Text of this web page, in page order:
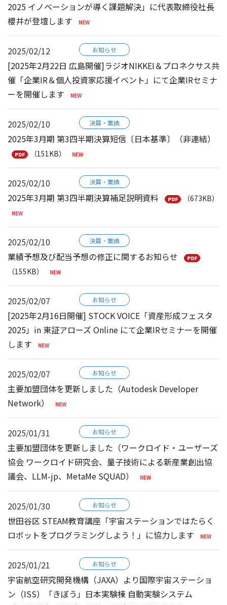
2025 イノベーションが導く課題解決」に代表取締役社長
櫻井が登壇します
2025/02/12 お知らせ
[2025年2月22日 広島開催]ラジオNIKKEI＆プロネクサス共
催「企業IR＆個人投資家応援イベント」にて企業IRセミナ
ーを開催します
2025/02/10 決算・業績
2025年3月期 第3四半期決算短信〔日本基準〕（非連結）
（151KB）
2025/02/10 決算・業績
2025年3月期 第3四半期決算補足説明資料 （673KB）
2025/02/10 決算・業績
業績予想及び配当予想の修正に関するお知らせ
（155KB）
2025/02/07 お知らせ
[2025年2月16日開催] STOCK VOICE「資産形成フェスタ
2025」in 東証アローズ Online にて企業IRセミナーを開催
します
2025/02/07 お知らせ
主要加盟団体を更新しました（Autodesk Developer
Network）
2025/01/31 お知らせ
主要加盟団体を更新しました（ワークロイド・ユーザーズ
協会 ワークロイド研究会、量子技術による新産業創出協
議会、LLM-jp、MetaMe SQUAD）
2025/01/30 お知らせ
世田谷区 STEAM教育講座「宇宙ステーションではたらく
ロボットをプログラミングしよう！」に協力します
2025/01/21 お知らせ
宇宙航空研究開発機構（JAXA）より国際宇宙ステーショ
ン（ISS）「きぼう」日本実験棟 自動実験システム